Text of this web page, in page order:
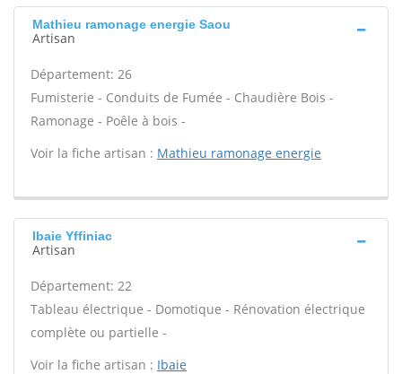
Mathieu ramonage energie Saou
Artisan
Département: 26
Fumisterie - Conduits de Fumée - Chaudière Bois -
Ramonage - Poêle à bois -
Voir la fiche artisan : Mathieu ramonage energie
Ibaie Yffiniac
Artisan
Département: 22
Tableau électrique - Domotique - Rénovation électrique
complète ou partielle -
Voir la fiche artisan : Ibaie